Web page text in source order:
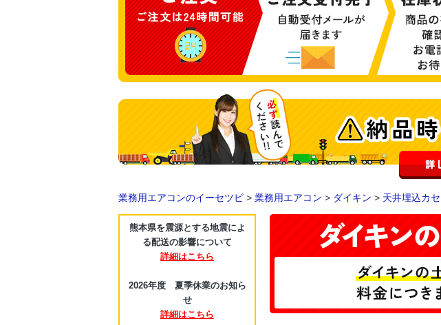
業務用エアコンのイーセツビ > 業務用エアコン > ダイキン > 天井埋込カ
熊本県を震源とする地震によ
る配送の影響について
詳細はこちら
2026年度 夏季休業のお知ら
せ
詳細はこちら